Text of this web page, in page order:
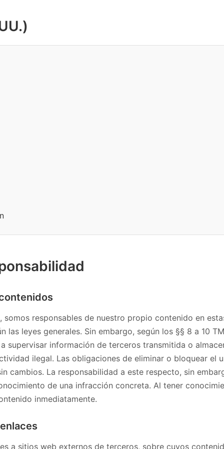
responsables de nuestro propio contenido en
las leyes generales. Sin embargo, según los §§ 8 a 10
supervisar información de terceros transmitida o
ilegal. Las obligaciones de eliminar o bloquear el
cambios. La responsabilidad a este respecto, sin
de una infracción concreta. Al tener
inmediatamente.
a sitios web externos de terceros, sobre cuyos